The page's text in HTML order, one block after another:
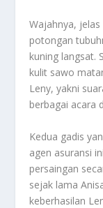
Wajahnya,
potongan
kuning langsat.
kulit sawo
Leny, yakni
berbagai acara
Kedua gadis
agen asuransi
persaingan
sejak lama
keberhasilan